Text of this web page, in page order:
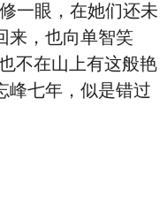
眼，在她们还未
来，也向单智笑
不在山上有这般艳
峰七年，似是错过